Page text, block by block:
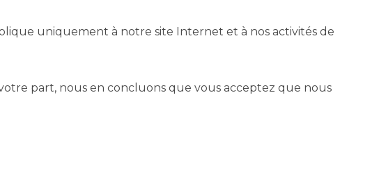
uniquement à notre site Internet et à nos activités de
part, nous en concluons que vous acceptez que nous